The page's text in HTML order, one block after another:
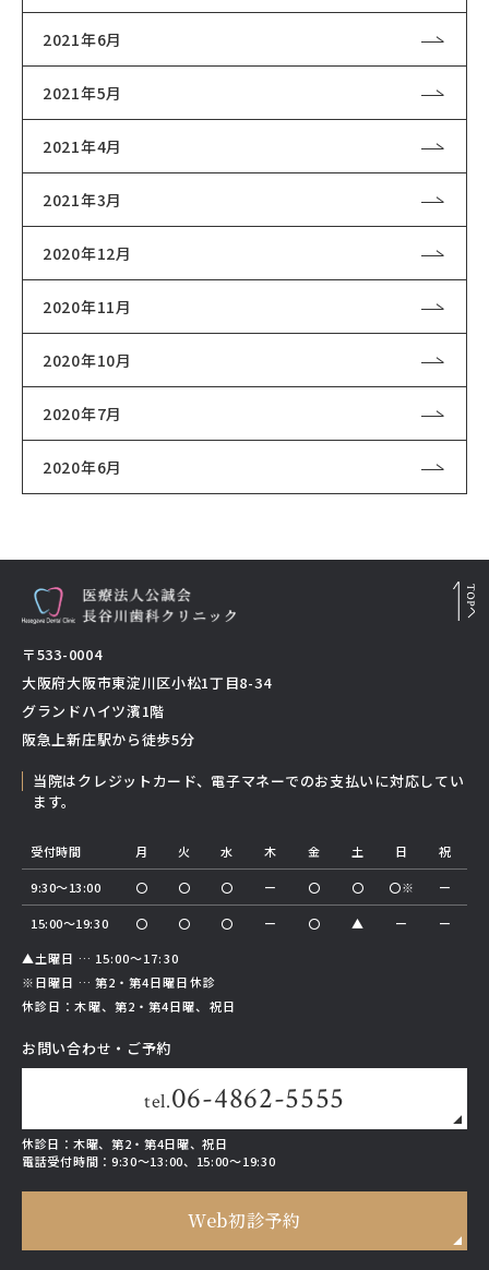
2021年6月
2021年5月
2021年4月
2021年3月
2020年12月
2020年11月
2020年10月
2020年7月
2020年6月
〒533-0004
大阪府大阪市東淀川区小松1丁目8-34
グランドハイツ濱1階
阪急上新庄駅から徒歩5分
当院はクレジットカード、電子マネーでのお支払いに対応してい
ます。
受付時間 月 火 水 木 金 土 日 祝
9:30～13:00 〇 〇 〇 ー 〇 〇 〇※ ー
15:00～19:30 〇 〇 〇 ー 〇 ▲ ー
ー
▲土曜日 … 15:00～17:30
※日曜日 … 第2・第4日曜日休診
休診日：木曜、第2・第4日曜、祝日
お問い合わせ・ご予約
tel.06-4862-5555
休診日：木曜、第2・第4日曜、祝日
電話受付時間： 9:30～13:00、15:00～19:30
Web初診予約